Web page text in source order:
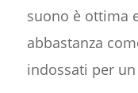
suono è ottima
abbastanza
indossati per